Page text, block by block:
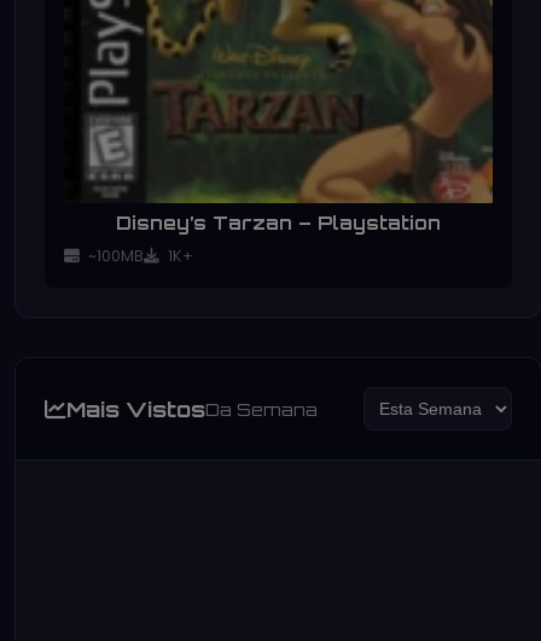
Disney’s Tarzan – Playstation
~100MB 1K+
Mais VistosDa Semana